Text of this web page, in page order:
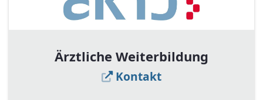
Ärztliche Weiterbildung
Kontakt